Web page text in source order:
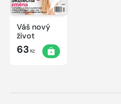
Váš nový
život
63 Kč